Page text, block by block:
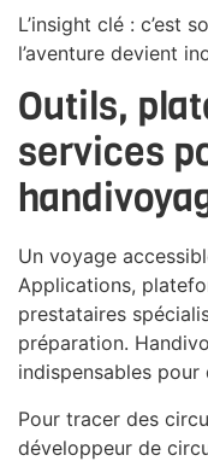
L’insight clé : c’est
l’aventure devient
Outils,
services
Un voyage
Applications,
prestataires
préparation.
indispensables pour
Pour tracer des
développeur de